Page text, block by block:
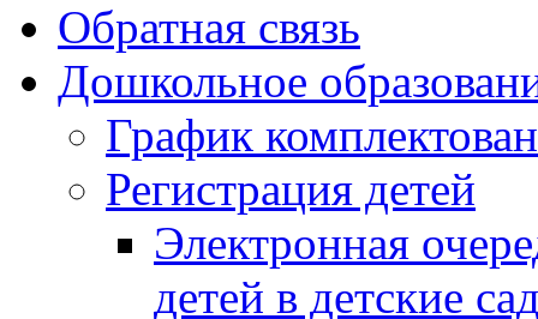
Обратная связь
Дошкольное
График
Регистрация детей
Электронная
детей в детские